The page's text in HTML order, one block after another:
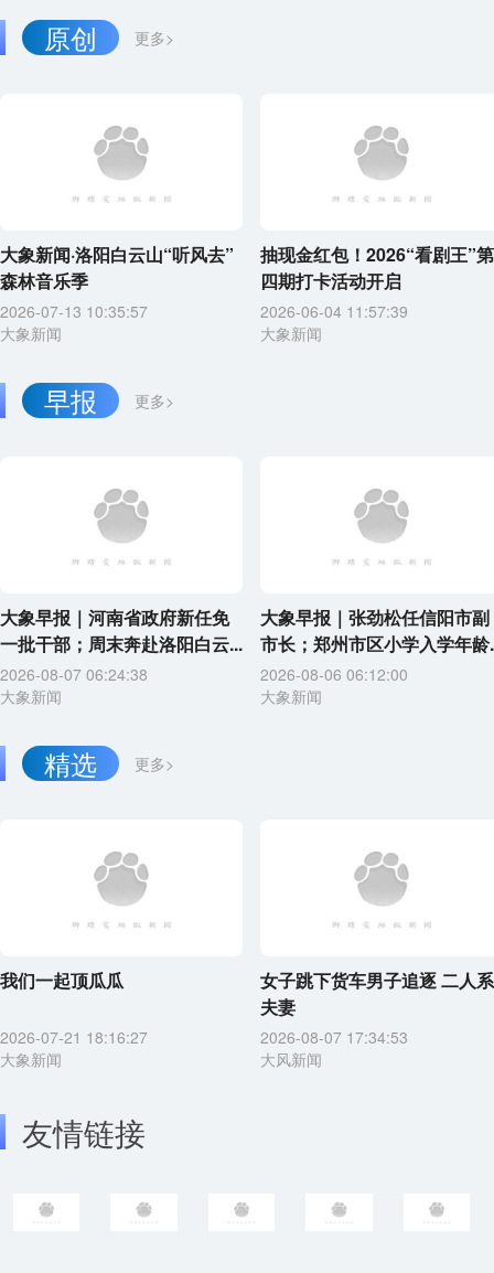
更多>
原创
大象新闻·洛阳白云山“听风去”
森林音乐季
2026-07-13 10:35:57
大象新闻
抽现金红包！2026“看剧王”第
四期打卡活动开启
2026-06-04 11:57:39
大象新闻
更多>
早报
大象早报｜河南省政府新任免
一批干部；周末奔赴洛阳白云...
2026-08-07 06:24:38
大象新闻
大象早报｜张劲松任信阳市副
市长；郑州市区小学入学年龄
2026-08-06 06:12:00
大象新闻
更多>
精选
我们一起顶瓜瓜
2026-07-21 18:16:27
大象新闻
女子跳下货车男子追逐 二人系
夫妻
2026-08-07 17:34:53
大风新闻
友情链接